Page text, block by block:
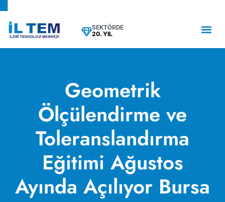
SEKTÖRDE
20. YIL
Geometrik
Ölçülendirme ve
Toleranslandırma
Eğitimi Ağustos
Ayında Açılıyor Bursa